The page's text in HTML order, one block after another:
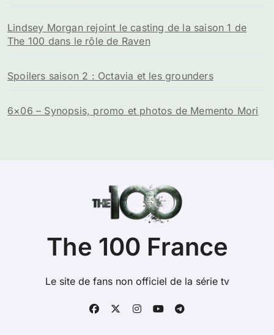
Lindsey Morgan rejoint le casting de la saison 1 de
The 100 dans le rôle de Raven
Spoilers saison 2 : Octavia et les grounders
6×06 – Synopsis, promo et photos de Memento Mori
The 100 France
Le site de fans non officiel de la série tv